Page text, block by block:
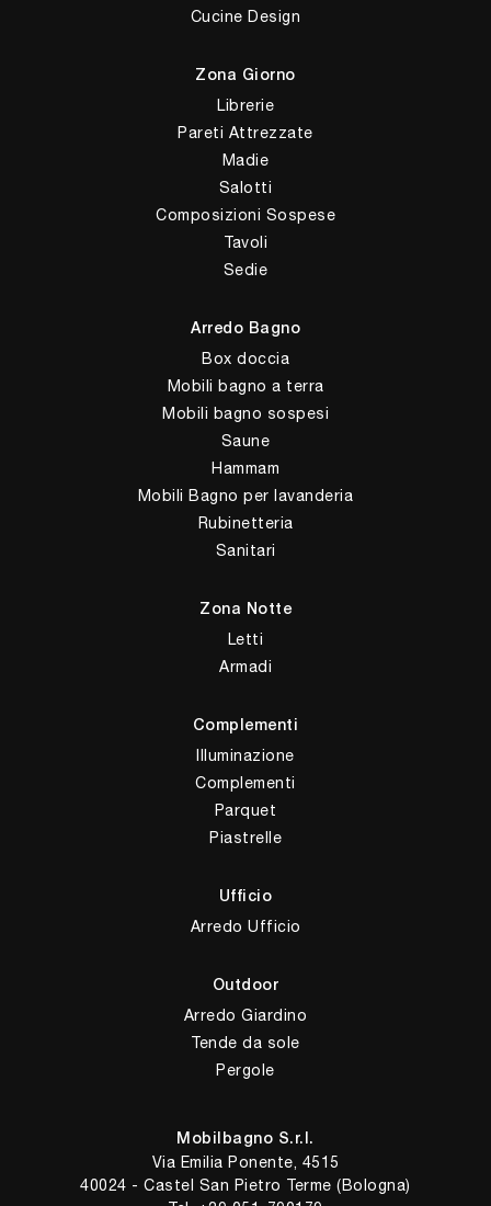
Cucine Design
Zona Giorno
Librerie
Pareti Attrezzate
Madie
Salotti
Composizioni Sospese
Tavoli
Sedie
Arredo Bagno
Box doccia
Mobili bagno a terra
Mobili bagno sospesi
Saune
Hammam
Mobili Bagno per lavanderia
Rubinetteria
Sanitari
Zona Notte
Letti
Armadi
Complementi
Illuminazione
Complementi
Parquet
Piastrelle
Ufficio
Arredo Ufficio
Outdoor
Arredo Giardino
Tende da sole
Pergole
Mobilbagno S.r.l.
Via Emilia Ponente, 4515
40024 - Castel San Pietro Terme (Bologna)